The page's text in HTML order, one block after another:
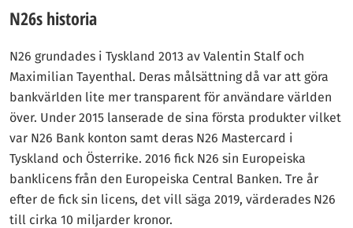
N26s historia
N26 grundades i Tyskland 2013 av Valentin Stalf och
Maximilian Tayenthal. Deras målsättning då var att göra
bankvärlden lite mer transparent för användare världen
över. Under 2015 lanserade de sina första produkter vilket
var N26 Bank konton samt deras N26 Mastercard i
Tyskland och Österrike. 2016 fick N26 sin Europeiska
banklicens från den Europeiska Central Banken. Tre år
efter de fick sin licens, det vill säga 2019, värderades N26
till cirka 10 miljarder kronor.